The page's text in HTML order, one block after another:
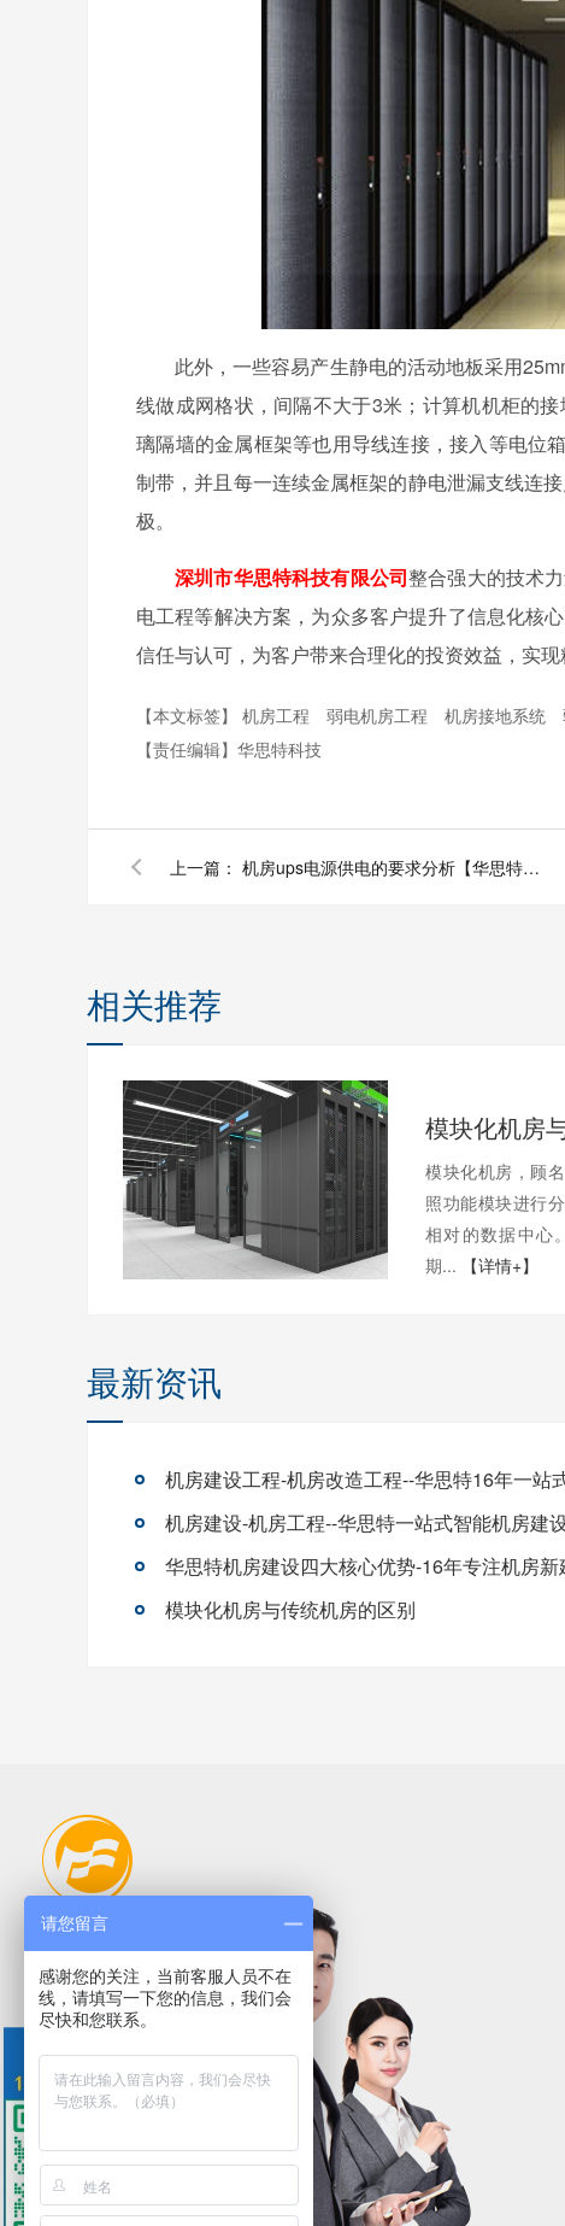
此外，一些容易产生静电的活动地板采用
线做成网格状，间隔不大于3米；计算机机柜的
璃隔墙的金属框架等也用导线连接，接入等电位
制带，并且每一连续金属框架的静电泄漏支线连
极。
深圳市华思特科技有限公司整合强大的技术
电工程等解决方案，为众多客户提升了信息化核
信任与认可，为客户带来合理化的投资效益，实现
【本文标签】 机房工程 弱电机房工程 机房接地系统
【责任编辑】 华思特科技
上一篇： 机房ups电源供电的要求分析【华思特科技】
相关推荐
模块化机房
模块化机房，顾
照功能模块进行
相对的数据中心
期...
【详情+】
最新资讯
模块化机房与传统机房的区别
请您留言
感谢您的关注，当前客服人员不在
线，请填写一下您的信息，我们会
尽快和您联系。